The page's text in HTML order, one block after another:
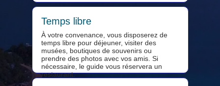
Temps libre
À votre convenance, vous disposerez de
temps libre pour déjeuner, visiter des
musées, boutiques de souvenirs ou
prendre des photos avec vos amis. Si
nécessaire, le guide vous réservera un
restaurant.